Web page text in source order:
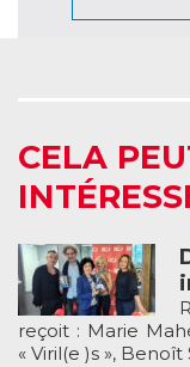
CELA
reçoit : Marie
« Viril(e )s »,